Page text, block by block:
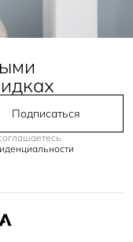
Подписаться